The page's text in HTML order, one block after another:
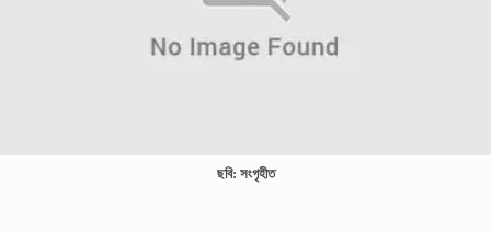
ছবি: সংগৃহীত